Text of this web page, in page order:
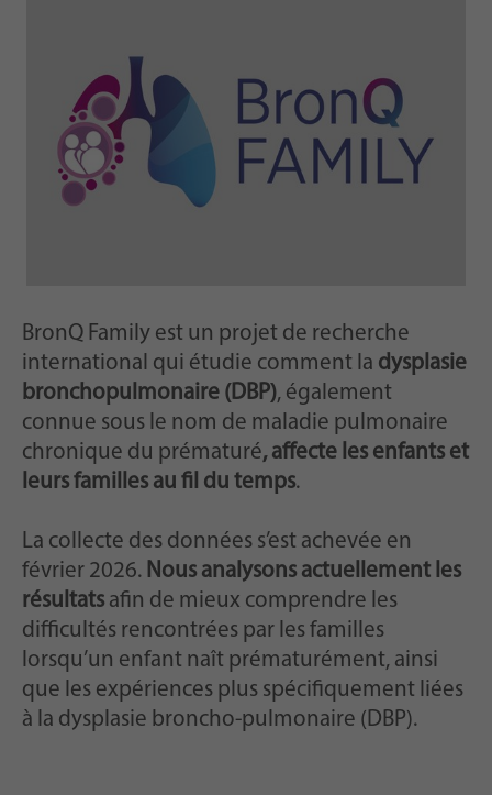
BronQ Family est un projet de recherche
international qui étudie comment la dysplasie
bronchopulmonaire (DBP), également
connue sous le nom de maladie pulmonaire
chronique du prématuré, affecte les enfants et
leurs familles au fil du temps.
La collecte des données s’est achevée en
février 2026. Nous analysons actuellement les
résultats afin de mieux comprendre les
difficultés rencontrées par les familles
lorsqu’un enfant naît prématurément, ainsi
que les expériences plus spécifiquement liées
à la dysplasie broncho-pulmonaire (DBP).
l'exploitant du site web l'a configuré.